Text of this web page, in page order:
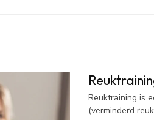
Reuktraining is
(verminderd